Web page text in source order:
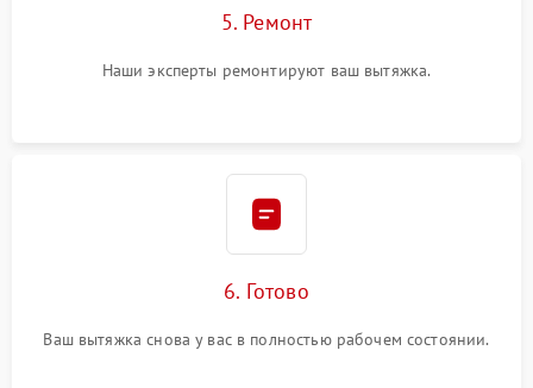
5. Ремонт
Наши эксперты ремонтируют ваш вытяжка.
6. Готово
Ваш вытяжка снова у вас в полностью рабочем состоянии.